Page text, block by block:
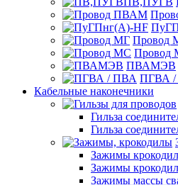
Провод
Провод
ПВАМЭВ
ПГВА
Кабельные наконечники
Гильза
Гильза
Зажимы
Зажимы
Зажимы массы